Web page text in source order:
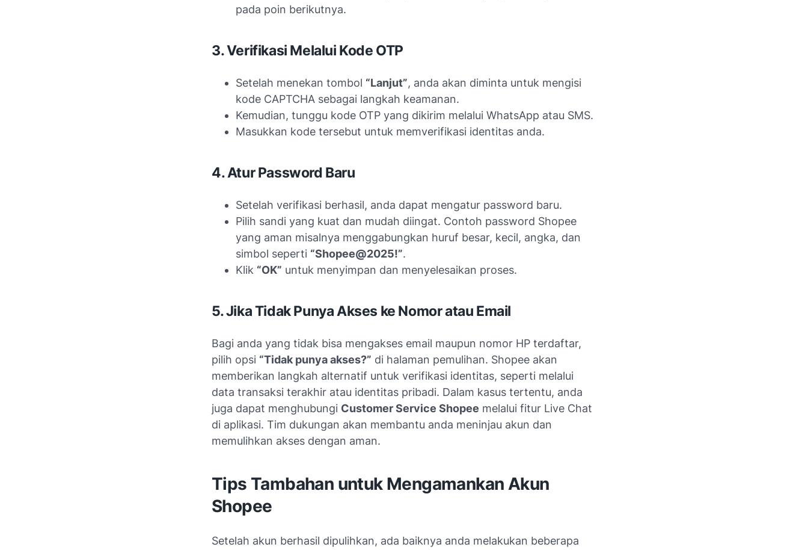
pada poin berikutnya.
3. Verifikasi Melalui Kode OTP
Setelah menekan tombol “Lanjut”, anda akan diminta untuk mengisi
kode CAPTCHA sebagai langkah keamanan.
Kemudian, tunggu kode OTP yang dikirim melalui WhatsApp atau SMS.
Masukkan kode tersebut untuk memverifikasi identitas anda.
4. Atur Password Baru
Setelah verifikasi berhasil, anda dapat mengatur password baru.
Pilih sandi yang kuat dan mudah diingat. Contoh password Shopee
yang aman misalnya menggabungkan huruf besar, kecil, angka, dan
simbol seperti “Shopee@2025!”.
Klik “OK” untuk menyimpan dan menyelesaikan proses.
5. Jika Tidak Punya Akses ke Nomor atau Email
Bagi anda yang tidak bisa mengakses email maupun nomor HP terdaftar,
pilih opsi “Tidak punya akses?” di halaman pemulihan. Shopee akan
memberikan langkah alternatif untuk verifikasi identitas, seperti melalui
data transaksi terakhir atau identitas pribadi. Dalam kasus tertentu, anda
juga dapat menghubungi Customer Service Shopee melalui fitur Live Chat
di aplikasi. Tim dukungan akan membantu anda meninjau akun dan
memulihkan akses dengan aman.
Tips Tambahan untuk Mengamankan Akun
Shopee
Setelah akun berhasil dipulihkan, ada baiknya anda melakukan beberapa